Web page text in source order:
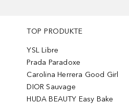
TOP PRODUKTE
YSL Libre
Prada Paradoxe
Carolina Herrera Good Girl
DIOR Sauvage
HUDA BEAUTY Easy Bake